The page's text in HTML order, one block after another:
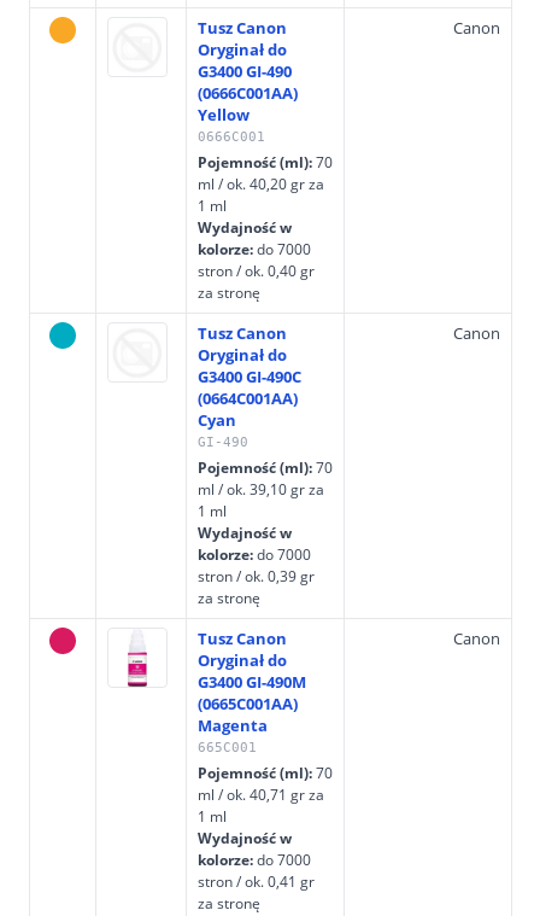
Tusz Canon
Oryginał do
G3400 GI-490
(0666C001AA)
Yellow
0666C001
Pojemność (ml):70
ml / ok. 40,20 gr za
1 ml
Wydajność w
kolorze:do 7000
stron / ok. 0,40 gr
za stronę
Canon
Tusz Canon
Oryginał do
G3400 GI-490C
(0664C001AA)
Cyan
GI-490
Pojemność (ml):70
ml / ok. 39,10 gr za
1 ml
Wydajność w
kolorze:do 7000
stron / ok. 0,39 gr
za stronę
Canon
Tusz Canon
Oryginał do
G3400 GI-490M
(0665C001AA)
Magenta
665C001
Pojemność (ml):70
ml / ok. 40,71 gr za
1 ml
Wydajność w
kolorze:do 7000
stron / ok. 0,41 gr
za stronę
Canon